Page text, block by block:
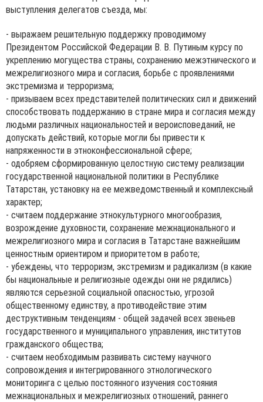
выступления делегатов съезда, мы:
- выражаем решительную поддержку проводимому
Президентом Российской Федерации В. В. Путиным курсу по
укреплению могущества страны, сохранению межэтнического и
межрелигиозного мира и согласия, борьбе с проявлениями
экстремизма и терроризма;
- призываем всех представителей политических сил и движений
способствовать поддержанию в стране мира и согласия между
людьми различных национальностей и вероисповеданий, не
допускать действий, которые могли бы привести к
напряженности в этноконфессиональной сфере;
- одобряем сформированную целостную систему реализации
государственной национальной политики в Республике
Татарстан, установку на ее межведомственный и комплексный
характер;
- считаем поддержание этнокультурного многообразия,
возрождение духовности, сохранение межнационального и
межрелигиозного мира и согласия в Татарстане важнейшим
ценностным ориентиром и приоритетом в работе;
- убеждены, что терроризм, экстремизм и радикализм (в какие
бы национальные и религиозные одежды они не рядились)
являются серьезной социальной опасностью, угрозой
общественному единству, а противодействие этим
деструктивным тенденциям - общей задачей всех звеньев
государственного и муниципального управления, институтов
гражданского общества;
- считаем необходимым развивать систему научного
сопровождения и интегрированного этнологического
мониторинга с целью постоянного изучения состояния
межнациональных и межрелигиозных отношений, раннего